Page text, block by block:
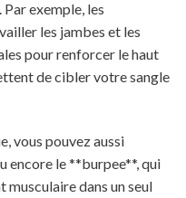
exemple, les
les jambes et les
pour renforcer le haut
de cibler votre sangle
vous pouvez aussi
encore le **burpee**, qui
dans un seul